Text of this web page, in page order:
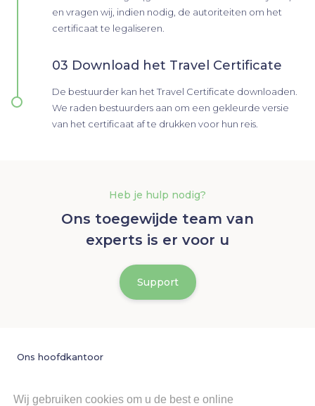
Wij gebruiken cookies om u de best e online
en vragen wij, indien nodig, de autoriteiten om het
certificaat te legaliseren.
03 Download het Travel Certificate
De bestuurder kan het Travel Certificate downloaden.
We raden bestuurders aan om een gekleurde versie
van het certificaat af te drukken voor hun reis.
Heb je hulp nodig?
Ons toegewijde team van
experts is er voor u
Support
Ons hoofdkantoor
Leuvensteenweg 369